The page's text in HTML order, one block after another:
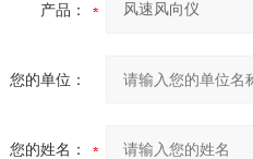
产品：
您的单位：
您的姓名：